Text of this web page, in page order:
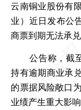
云南铜业股份有
业）近日发布公
商票到期无法承兑
公告称，截至
持有逾期商业承
的票据风险敞口
业绩产生重大影响